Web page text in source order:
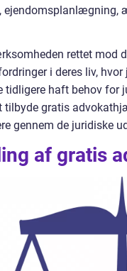
ejendomsplanlægning,
rettet
i deres liv,
tidligere haft behov for
gratis
gennem de juridiske
af gratis